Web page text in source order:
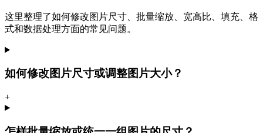
这里整理了如何修改图片尺寸、批量缩放、宽高比、填充、格
式和数据处理方面的常见问题。
如何修改图片尺寸或调整图片大小？
+